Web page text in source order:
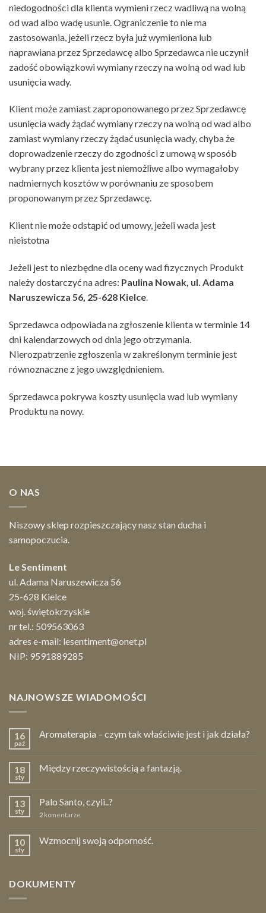
niedogodności dla klienta wymieni rzecz wadliwą na wolną
od wad albo wadę usunie. Ograniczenie to nie ma
zastosowania, jeżeli rzecz była już wymieniona lub
naprawiana przez Sprzedawcę albo Sprzedawca nie uczynił
zadość obowiązkowi wymiany rzeczy na wolną od wad lub
usunięcia wady.
Klient może zamiast zaproponowanego przez Sprzedawcę
usunięcia wady żądać wymiany rzeczy na wolną od wad albo
zamiast wymiany rzeczy żądać usunięcia wady, chyba że
doprowadzenie rzeczy do zgodności z umową w sposób
wybrany przez klienta jest niemożliwe albo wymagałoby
nadmiernych kosztów w porównaniu ze sposobem
proponowanym przez Sprzedawcę.
Klient nie może odstąpić od umowy, jeżeli wada jest
nieistotna
Jeżeli jest to niezbędne dla oceny wad fizycznych Produkt
należy dostarczyć na adres: Paulina Nowak, ul. Adama
Naruszewicza 56, 25-628 Kielce.
Sprzedawca odpowiada na zgłoszenie klienta w terminie 14
dni kalendarzowych od dnia jego otrzymania.
Nierozpatrzenie zgłoszenia w zakreślonym terminie jest
równoznaczne z jego uwzględnieniem.
Sprzedawca pokrywa koszty usunięcia wad lub wymiany
Produktu na nowy.
O NAS
Niszowy sklep rozpieszczający nasz stan ducha i
samopoczucia.
Le Sentiment
ul. Adama Naruszewicza 56
25-628 Kielce
woj. świętokrzyskie
nr tel.: 509563063
adres e-mail: lesentiment@onet.pl
NIP: 9591889285
NAJNOWSZE WIADOMOŚCI
16
paź
Aromaterapia – czym tak właściwie jest i jak działa?
18
sty
Między rzeczywistością a fantazją.
13
sty
Palo Santo, czyli..?
2 komentarze
10
sty
Wzmocnij swoją odporność.
DOKUMENTY